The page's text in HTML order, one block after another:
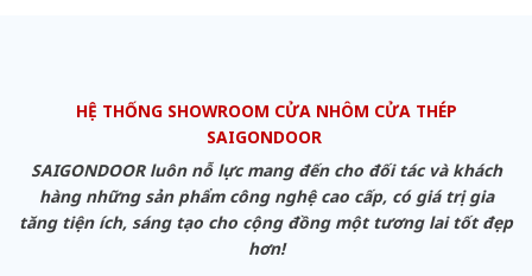
HỆ THỐNG SHOWROOM CỬA NHÔM CỬA THÉP
SAIGONDOOR
SAIGONDOOR luôn nỗ lực mang đến cho đối tác và khách
hàng những sản phẩm công nghệ cao cấp, có giá trị gia
tăng tiện ích, sáng tạo cho cộng đồng một tương lai tốt đẹp
hơn!